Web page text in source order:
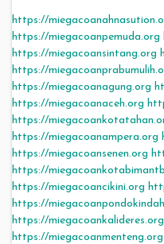
https://
https://miegacoanpemuda.org
https://miegacoansintang.org
https://
https://miegacoanagung.org
https://miegacoanaceh.org
https://
https://miegacoanampera.org
https://miegacoansenen.org
https://
https://miegacoancikini.org
https://
https://miegacoankalideres.org
https://miegacoanmenteng.org